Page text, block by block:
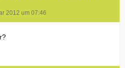
2012 um 07:46